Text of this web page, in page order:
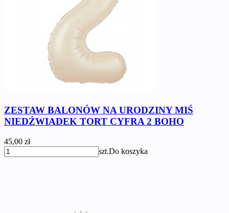
ZESTAW BALONÓW NA URODZINY MIŚ
NIEDŹWIADEK TORT CYFRA 2 BOHO
45,00 zł
szt.Do koszyka